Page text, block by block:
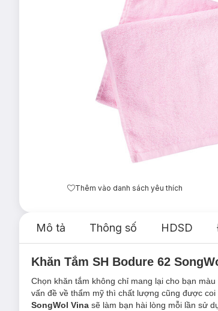
Thêm vào danh sách yêu thích
Mô tả Thông số HDSD
Khăn Tắm SH Bodure 62
Chọn khăn tắm không chỉ mang lại cho bạn
vấn đề về thẩm mỹ thì chất lượng cũng được
SongWol Vina sẽ làm bạn hài lòng mỗi lần sử